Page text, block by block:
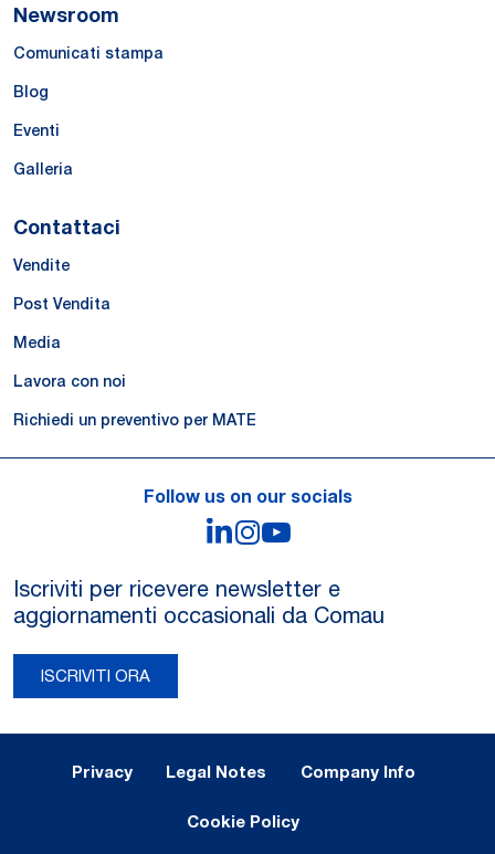
Newsroom
Comunicati stampa
Blog
Eventi
Galleria
Contattaci
Vendite
Post Vendita
Media
Lavora con noi
Richiedi un preventivo per MATE
Follow us on our socials
LinkedIn
Instagram
Iscriviti per ricevere newsletter e
aggiornamenti occasionali da Comau
ISCRIVITI ORA
Privacy Legal Notes Company Info
Cookie Policy